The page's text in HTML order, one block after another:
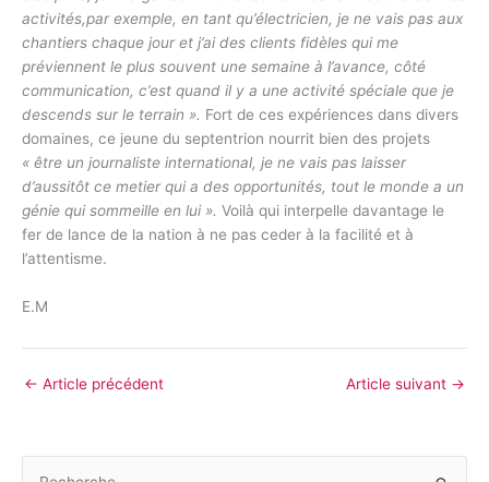
activités,par exemple, en tant qu’électricien, je ne vais pas aux
chantiers chaque jour et j’ai des clients fidèles qui me
préviennent le plus souvent une semaine à l’avance, côté
communication, c’est quand il y a une activité spéciale que je
descends sur le terrain ». Fort de ces expériences dans divers
domaines, ce jeune du septentrion nourrit bien des projets
« être un journaliste international, je ne vais pas laisser
d’aussitôt ce metier qui a des opportunités, tout le monde a un
génie qui sommeille en lui ». Voilà qui interpelle davantage le
fer de lance de la nation à ne pas ceder à la facilité et à
l’attentisme.
E.M
← Article précédent Article suivant →